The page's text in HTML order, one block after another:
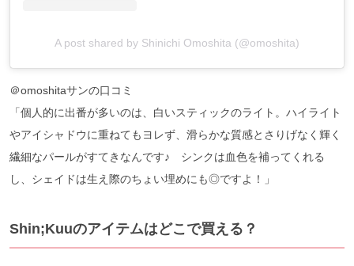
A post shared by Shinichi Omoshita (@omoshita)
＠omoshitaサンの口コミ
「個人的に出番が多いのは、白いスティックのライト。ハイライト
やアイシャドウに重ねてもヨレず、滑らかな質感とさりげなく輝く
繊細なパールがすてきなんです♪ シンクは血色を補ってくれる
し、シェイドは生え際のちょい埋めにも◎ですよ！」
Shin;Kuuのアイテムはどこで買える？